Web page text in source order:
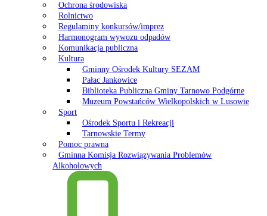
Ochrona środowiska
Rolnictwo
Regulaminy konkursów/imprez
Harmonogram wywozu odpadów
Komunikacja publiczna
Kultura
Gminny Ośrodek Kultury SEZAM
Pałac Jankowice
Biblioteka Publiczna Gminy Tarnowo Podgórne
Muzeum Powstańców Wielkopolskich w Lusowie
Sport
Ośrodek Sportu i Rekreacji
Tarnowskie Termy
Pomoc prawna
Gminna Komisja Rozwiązywania Problemów
Alkoholowych